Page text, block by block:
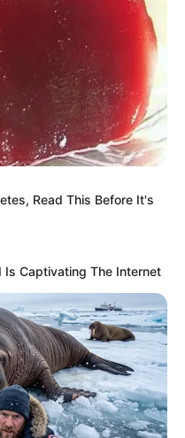
Read This Before It's
Is Captivating The Internet